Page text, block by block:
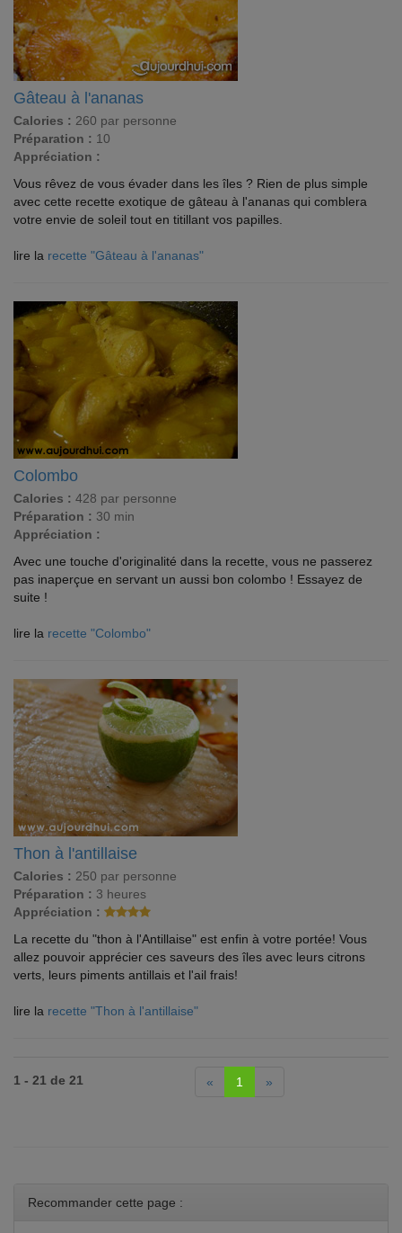
Gâteau à l'ananas
Calories : 260 par personne
Préparation : 10
Appréciation :
Vous rêvez de vous évader dans les îles ? Rien de plus simple
avec cette recette exotique de gâteau à l'ananas qui comblera
votre envie de soleil tout en titillant vos papilles.
lire la recette "Gâteau à l'ananas"
Colombo
Calories : 428 par personne
Préparation : 30 min
Appréciation :
Avec une touche d'originalité dans la recette, vous ne passerez
pas inaperçue en servant un aussi bon colombo ! Essayez de
suite !
lire la recette "Colombo"
Thon à l'antillaise
Calories : 250 par personne
Préparation : 3 heures
Appréciation :
La recette du "thon à l'Antillaise" est enfin à votre portée! Vous
allez pouvoir apprécier ces saveurs des îles avec leurs citrons
verts, leurs piments antillais et l'ail frais!
lire la recette "Thon à l'antillaise"
1 - 21 de 21 « 1 »
Recommander cette page :